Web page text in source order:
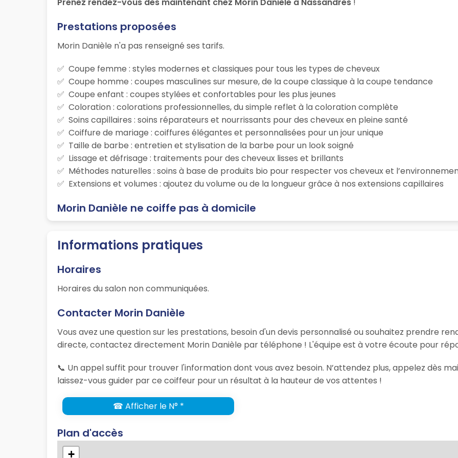
Prenez rendez-vous dès maintenant chez Morin Danièle à Nassandres !
Prestations proposées
Morin Danièle n'a pas renseigné ses tarifs.
Coupe femme : styles modernes et classiques pour tous les types de cheveux
Coupe homme : coupes masculines sur mesure, de la coupe classique à la coupe tendance
Coupe enfant : coupes stylées et confortables pour les plus jeunes
Coloration : colorations professionnelles, du simple reflet à la coloration complète
Soins capillaires : soins réparateurs et nourrissants pour des cheveux en pleine santé
Coiffure de mariage : coiffures élégantes et personnalisées pour un jour unique
Taille de barbe : entretien et stylisation de la barbe pour un look soigné
Lissage et défrisage : traitements pour des cheveux lisses et brillants
Méthodes naturelles : soins à base de produits bio pour respecter vos cheveux et
Extensions et volumes : ajoutez du volume ou de la longueur grâce à nos extensions capillaires
Morin Danièle ne coiffe pas à domicile
Informations pratiques
Horaires
Horaires du salon non communiquées.
Contacter Morin Danièle
Vous avez une question sur les prestations, besoin d'un devis personnalisé ou souhaitez prendre
directe, contactez directement Morin Danièle par téléphone ! L'équipe est à votre écoute pour
📞 Un appel suffit pour trouver l'information dont vous avez besoin. N’attendez plus, appelez dès
laissez-vous guider par ce coiffeur pour un résultat à la hauteur de vos attentes !
☎ Afficher le N° *
Plan d'accès
+